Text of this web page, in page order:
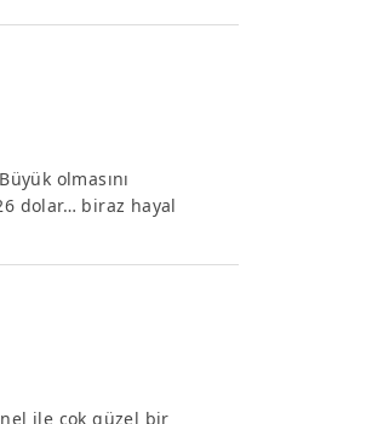
olmasını
dolar… biraz hayal
ile çok güzel bir